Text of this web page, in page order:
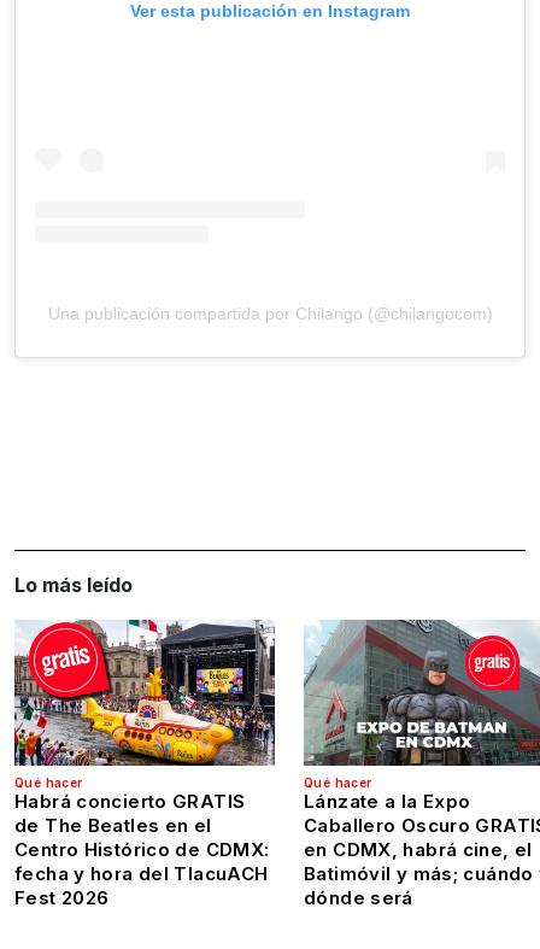
Ver esta publicación en Instagram
Una publicación compartida por Chilango (@chilangocom)
Lo más leído
Qué hacer
Habrá concierto GRATIS
de The Beatles en el
Centro Histórico de CDMX:
fecha y hora del TlacuACH
Fest 2026
Qué hacer
Lánzate a la Expo
Caballero Oscuro
en CDMX, habrá cine, el
Batimóvil y más; cuándo
dónde será